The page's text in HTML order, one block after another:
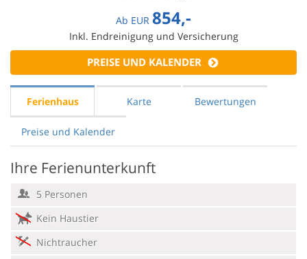
Ab EUR 854,-
Inkl. Endreinigung und Versicherung
PREISE UND KALENDER
Ferienhaus Karte Bewertungen
Preise und Kalender
Ihre Ferienunterkunft
5 Personen
Kein Haustier
Nichtraucher